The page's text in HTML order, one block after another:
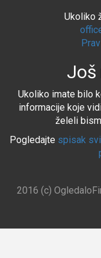
Ukoliko
Još
Ukoliko imate bilo
informacije koje
želeli
Pogledajte spisak
2016 (c)